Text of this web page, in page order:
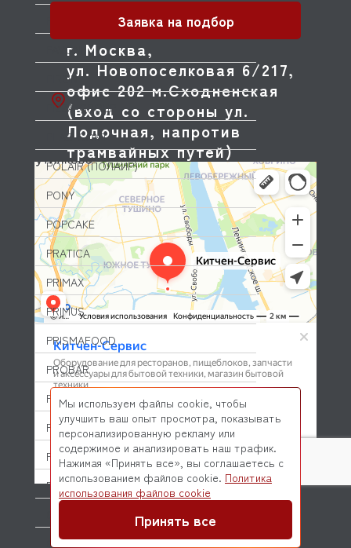
PAVONI
PIRON
PIZZA-GROUP
PLAS-CONT
POLAIR (ПОЛАИР)
PONY
POPCAKE
PRATICA
PRIMAX
PRIMUS
PRISMAFOOD
PROBAR
PRODIGY
PROFESSIONAL SPARES
PROHOTEL
PROXIMA (DR COFFEE)
QUALITY ESPRESSO (FUTURMAT)
QUAMAR
г. Москва,
ул. Новопоселковая 6/217,
офис 202 м.Сходненская
(вход со стороны ул.
Лодочная, напротив
трамвайных путей)
Заявка на подбор
© 2026 Kitchen-Service.com Интернет-магазин запчастей
и оборудования профессиональной кухни
Мы используем файлы cookie, чтобы
улучшить ваш опыт просмотра, показывать
персонализированную рекламу или
содержимое и анализировать наш трафик.
Нажимая «Принять все», вы соглашаетесь с
использованием файлов cookie. Политика
использования файлов cookie
Принять все